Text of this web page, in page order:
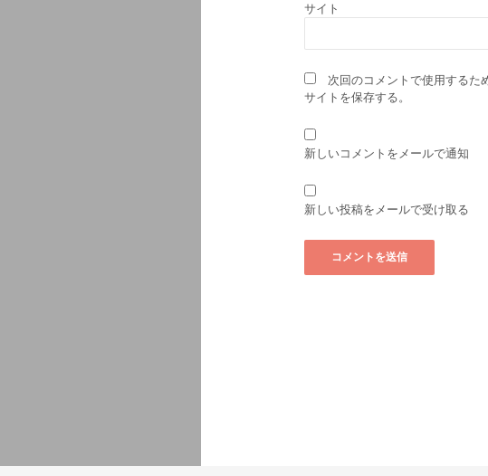
サイト
次回のコメントで使用するた
サイトを保存する。
新しいコメントをメールで通知
新しい投稿をメールで受け取る